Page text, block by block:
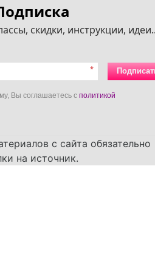
скидки, инструкции,
*
Вы соглашаетесь с политикой
с сайта обязательно
на источник.